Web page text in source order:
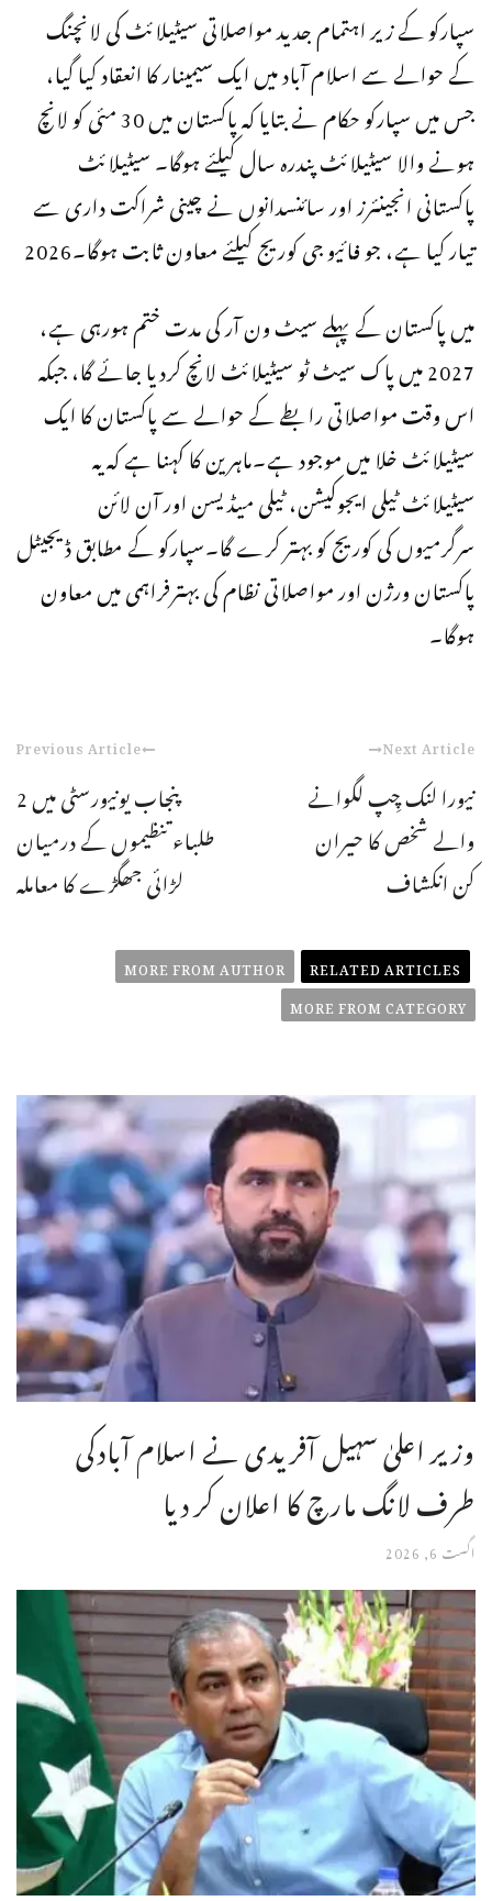
سپارکو کے زیر اہتمام جدید مواصلاتی سیٹیلائٹ کی لانچنگ
کے حوالے سے اسلام آباد میں ایک سیمینار کا انعقاد کیا گیا،
جس میں سپارکو حکام نے بتایا کہ پاکستان میں 30 مئی کو لانچ
ہونے والا سیٹیلائٹ پندرہ سال کیلئے ہوگا۔ سیٹیلائٹ
پاکستانی انجینئرز اور سائنسدانوں نے چینی شراکت داری سے
تیار کیا ہے، جو فائیو جی کوریج کیلئے معاون ثابت ہوگا۔2026
میں پاکستان کے پہلے سیٹ ون آر کی مدت ختم ہورہی ہے،
2027 میں پاک سیٹ ٹو سیٹیلائٹ لانچ کردیا جائے گا، جبکہ
اس وقت مواصلاتی رابطے کے حوالے سے پاکستان کا ایک
سیٹیلائٹ خلا میں موجود ہے۔ماہرین کا کہنا ہے کہ یہ
سیٹیلائٹ ٹیلی ایجوکیشن، ٹیلی میڈیسن اور آن لائن
سرگرمیوں کی کوریج کو بہتر کرے گا۔سپارکو کے مطابق ڈیجیٹل
پاکستان ورژن اور مواصلاتی نظام کی بہترفراہمی میں معاون
ہوگا۔
Previous Article
پنجاب یونیورسٹی میں 2
طلباء تنظیموں کے درمیان
لڑائی جھگڑے کا معاملہ
Next Article
نیورا لنک چِپ لگوانے
والے شخص کا حیران
کن انکشاف
RELATED ARTICLES
MORE FROM AUTHOR
MORE FROM CATEGORY
وزیر اعلیٰ سہیل آفریدی نے اسلام آبادکی
طرف لانگ مارچ کا اعلان کر دیا
اگست 6, 2026